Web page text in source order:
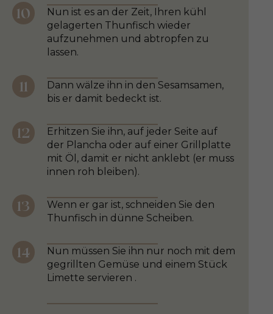
Nun ist es an der Zeit, Ihren kühl
gelagerten Thunfisch wieder
aufzunehmen und abtropfen zu
lassen.
Dann wälze ihn in den Sesamsamen,
bis er damit bedeckt ist.
Erhitzen Sie ihn, auf jeder Seite auf
der Plancha oder auf einer Grillplatte
mit Öl, damit er nicht anklebt (er muss
innen roh bleiben).
Wenn er gar ist, schneiden Sie den
Thunfisch in dünne Scheiben.
Nun müssen Sie ihn nur noch mit dem
gegrillten Gemüse und einem Stück
Limette servieren .